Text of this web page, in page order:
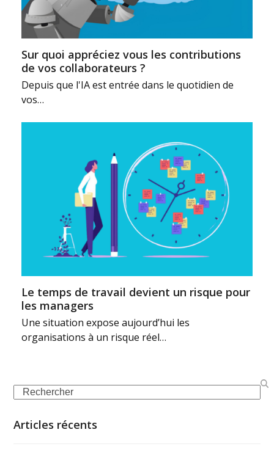
Sur quoi appréciez vous les contributions
de vos collaborateurs ?
Depuis que l'IA est entrée dans le quotidien de
vos…
Le temps de travail devient un risque pour
les managers
Une situation expose aujourd’hui les
organisations à un risque réel…
Articles récents